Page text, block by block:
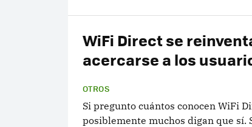
WiFi Direct se
acercarse a los
OTROS
Si pregunto cuántos conocen WiFi
posiblemente muchos digan que sí.